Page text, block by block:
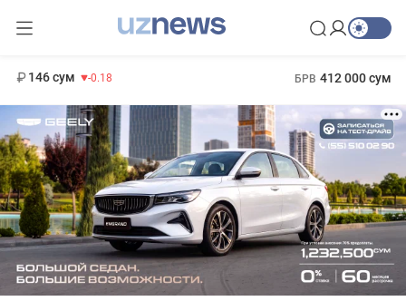
146 сум -0.18 БРВ 412 000 сум